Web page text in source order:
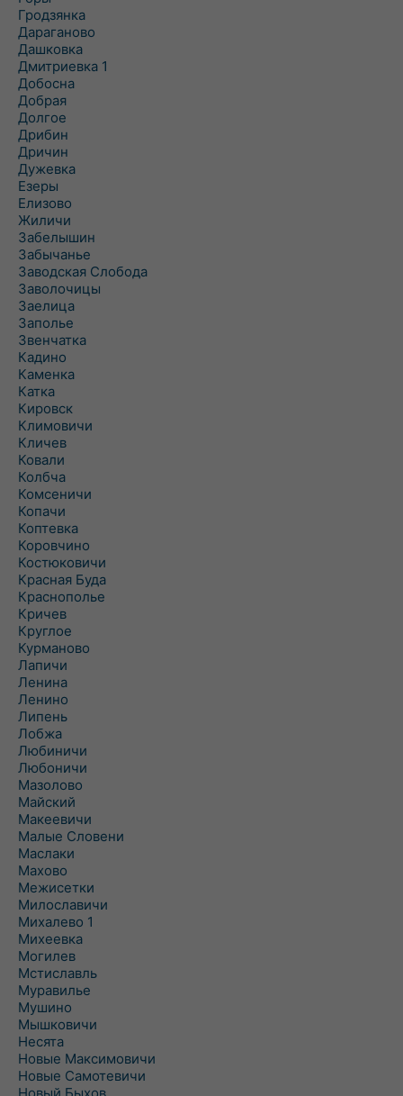
Гродзянка
Дараганово
Дашковка
Дмитриевка 1
Добосна
Добрая
Долгое
Дрибин
Дричин
Дужевка
Езеры
Елизово
Жиличи
Забелышин
Забычанье
Заводская Слобода
Заволочицы
Заелица
Заполье
Звенчатка
Кадино
Каменка
Катка
Кировск
Климовичи
Кличев
Ковали
Колбча
Комсеничи
Копачи
Коптевка
Коровчино
Костюковичи
Красная Буда
Краснополье
Кричев
Круглое
Курманово
Лапичи
Ленина
Ленино
Липень
Лобжа
Любиничи
Любоничи
Мазолово
Майский
Макеевичи
Малые Словени
Маслаки
Махово
Межисетки
Милославичи
Михалево 1
Михеевка
Могилев
Мстиславль
Муравилье
Мушино
Мышковичи
Несята
Новые Максимовичи
Новые Самотевичи